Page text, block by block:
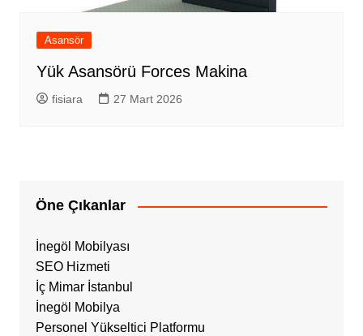
Asansör
Yük Asansörü Forces Makina
fisiara 27 Mart 2026
Öne Çıkanlar
İnegöl Mobilyası
SEO Hizmeti
İç Mimar İstanbul
İnegöl Mobilya
Personel Yükseltici Platformu